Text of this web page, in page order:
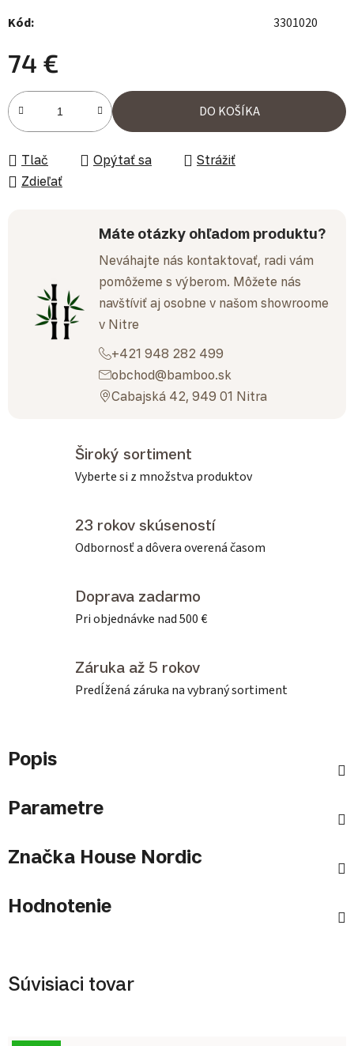
Kód: 3301020
74 €
Jednotková cena:
DO KOŠÍKA
Tlač Opýtať sa
Strážiť
Zdieľať
Máte otázky ohľadom produktu?
Neváhajte nás kontaktovať, radi vám
pomôžeme s výberom. Môžete nás
navštíviť aj osobne v našom showroome
v Nitre
+421 948 282 499
obchod@bamboo.sk
Cabajská 42, 949 01 Nitra
Široký sortiment
Vyberte si z množstva produktov
23 rokov skúseností
Odbornosť a dôvera overená časom
Doprava zadarmo
Pri objednávke nad 500 €
Záruka až 5 rokov
Predĺžená záruka na vybraný sortiment
Popis
Parametre
Značka House Nordic
Hodnotenie
Súvisiaci tovar